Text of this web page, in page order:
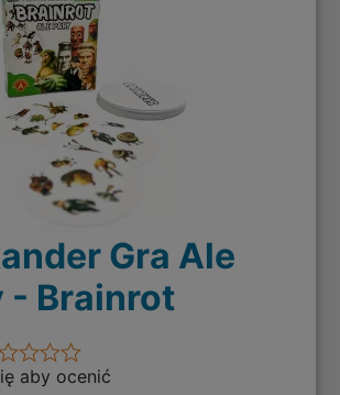
Gra Ale
- Brainrot
aby ocenić